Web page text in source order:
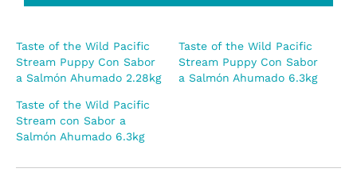
Taste of the Wild Pacific
Stream Puppy Con Sabor
a Salmón Ahumado 2.28kg
Taste of the Wild Pacific
Stream Puppy Con Sabor
a Salmón Ahumado 6.3kg
Taste of the Wild Pacific
Stream con Sabor a
Salmón Ahumado 6.3kg